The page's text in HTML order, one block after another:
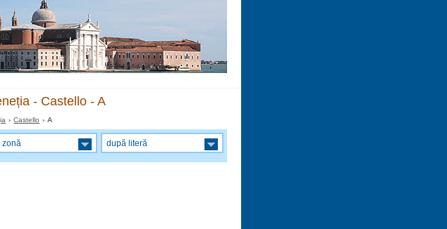
- Castello - A
›Castello › A
zonă după literă